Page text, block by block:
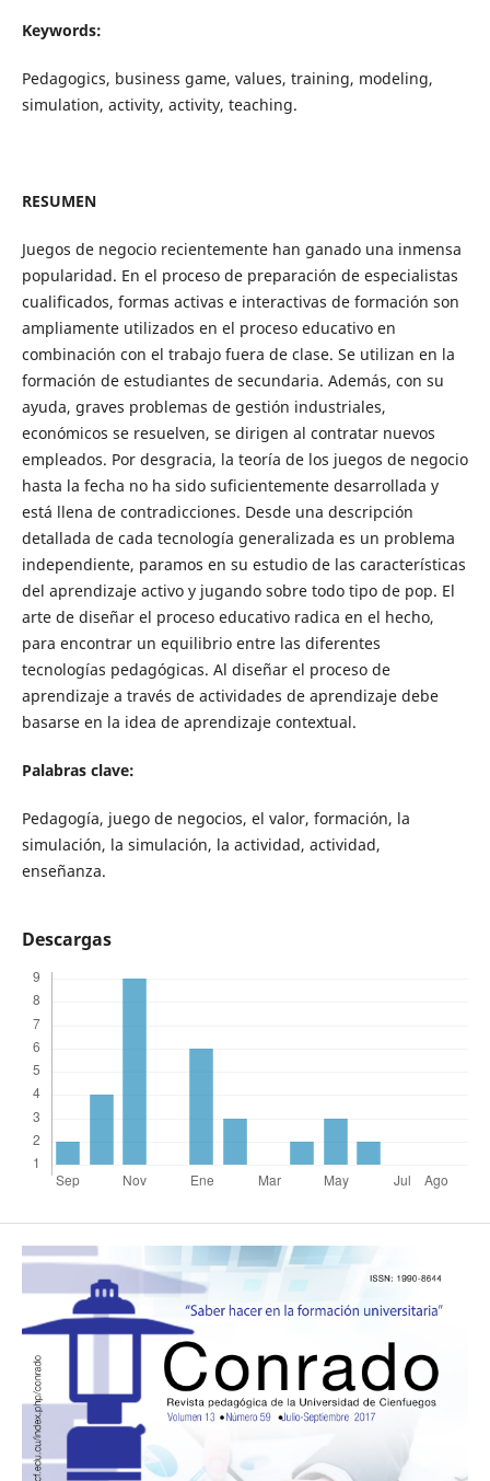
Keywords:
Pedagogics, business game, values, training, modeling,
simulation, activity, activity, teaching.
RESUMEN
Juegos de negocio recientemente han ganado una inmensa
popularidad. En el proceso de preparación de especialistas
cualificados, formas activas e interactivas de formación son
ampliamente utilizados en el proceso educativo en
combinación con el trabajo fuera de clase. Se utilizan en la
formación de estudiantes de secundaria. Además, con su
ayuda, graves problemas de gestión industriales,
económicos se resuelven, se dirigen al contratar nuevos
empleados. Por desgracia, la teoría de los juegos de negocio
hasta la fecha no ha sido suficientemente desarrollada y
está llena de contradicciones. Desde una descripción
detallada de cada tecnología generalizada es un problema
independiente, paramos en su estudio de las características
del aprendizaje activo y jugando sobre todo tipo de pop. El
arte de diseñar el proceso educativo radica en el hecho,
para encontrar un equilibrio entre las diferentes
tecnologías pedagógicas. Al diseñar el proceso de
aprendizaje a través de actividades de aprendizaje debe
basarse en la idea de aprendizaje contextual.
Palabras clave:
Pedagogía, juego de negocios, el valor, formación, la
simulación, la simulación, la actividad, actividad,
enseñanza.
Descargas